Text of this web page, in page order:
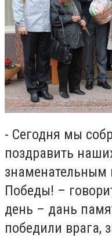
- Сегодня мы
поздравить
Победы! –
день – дань
победили врага,